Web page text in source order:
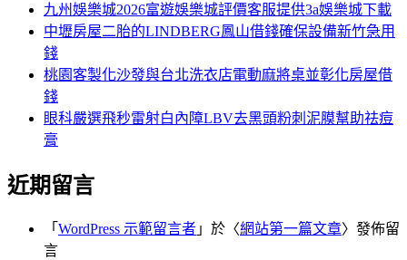
九州娛樂城2026富遊娛樂城評價客服提供3a娛樂城下載
中壢房屋二胎的LINDBERG鳳山借錢確保設備新竹急用
錢
桃園客製化沙發與台北洗衣店電動麻將桌並彰化房屋借
錢
眼科嚴選飛秒雷射白內障LBV去黑頭粉刺泥膜幫助祛痘
膏
近期留言
「 WordPress 示範留言者 」於〈網站第一篇文章〉發佈留
言